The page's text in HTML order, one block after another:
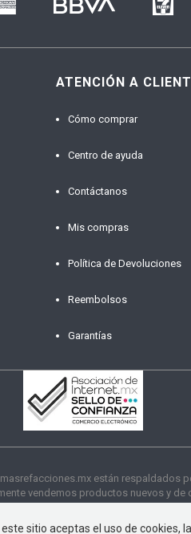
ATENCIÓN A
Cómo comprar
Centro de ayuda
Contáctanos
Mis compras
Política de Devoluciones
Reembolsos
Garantías
están respaldados
vendemos productos nuevos y de
sitio aceptas el uso de cookies,